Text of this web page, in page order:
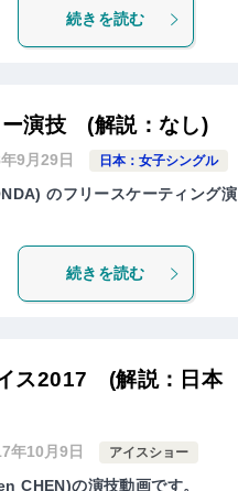
続きを読む
演技 (解説：なし)
9月29日 日本：女子シングル
のフリースケーティング演
続きを読む
ス2017 (解説：日本
年10月9日 アイスショー
CHEN)の演技動画です。